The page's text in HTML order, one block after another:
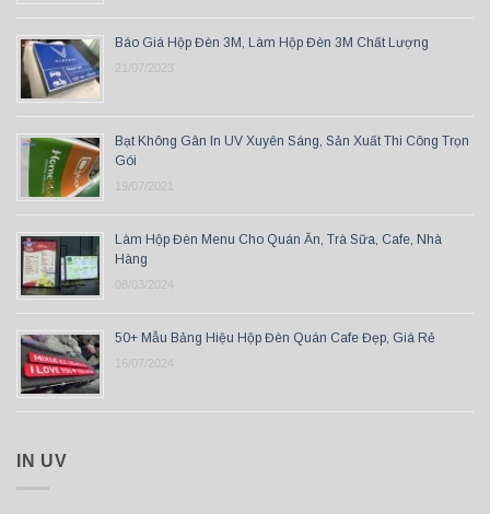
Báo Giá Hộp Đèn 3M, Làm Hộp Đèn 3M Chất Lượng
21/07/2023
Bạt Không Gân In UV Xuyên Sáng, Sản Xuất Thi Công Trọn
Gói
19/07/2021
Làm Hộp Đèn Menu Cho Quán Ăn, Trà Sữa, Cafe, Nhà
Hàng
08/03/2024
50+ Mẫu Bảng Hiệu Hộp Đèn Quán Cafe Đẹp, Giá Rẻ
16/07/2024
IN UV